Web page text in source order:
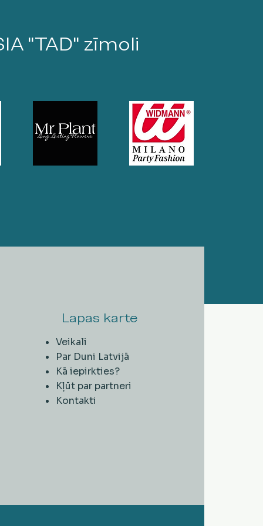
"TAD" zīmoli
Lapas karte
Veikali
Par Duni Latvijā
Kā iepirkties?
Kļūt par partneri
Kontakti